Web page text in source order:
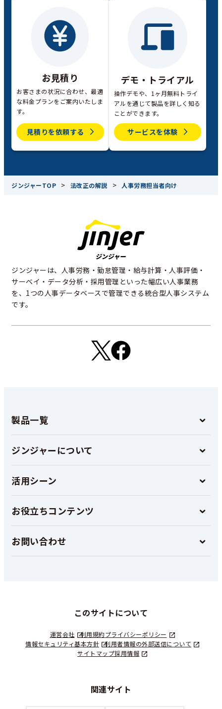
お見積り
お客さまの状況に合わせ、最適
な料金プランをご案内いたしま
す。
見積りを依頼する
デモ・トライアル
操作デモや、1ヶ月無料トライ
アルを通じて製品を詳しく知る
ことができます。
サービスを体験
ジンジャーTOP > 法改正の解説 > 人事労務担当者向け
ジンジャーは、人事労務・勤怠管理・給与計算・人事評価・
サーベイ・データ分析・採用管理といった幅広い人事業務
を、1つの人事データベースで管理できる統合型人事システム
です。
製品一覧
ジンジャーについて
活用シーン
お役立ちコンテンツ
お問い合わせ
このサイトについて
運営会社 利用規約プライバシーポリシー
情報セキュリティ基本方針
利用者情報の外部送信について
サイトマップ採用情報
関連サイト